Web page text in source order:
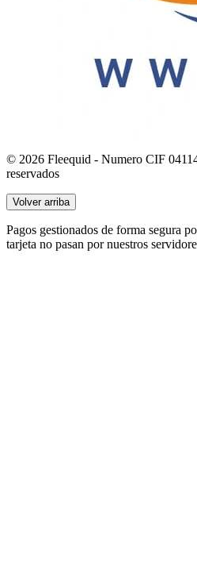
© 2026 Fleequid - Numero CIF
reservados
Volver arriba
Pagos gestionados de forma segura
tarjeta no pasan por nuestros